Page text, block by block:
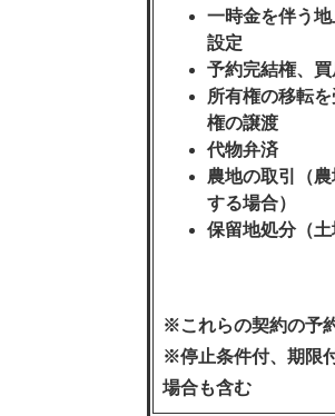
一時金を伴う
設定
予約完結権、
所有権の移転
権の譲渡
代物弁済
農地の取引（
する場合）
保留地処分（土
※これらの契約の予
※停止条件付、期限
場合も含む